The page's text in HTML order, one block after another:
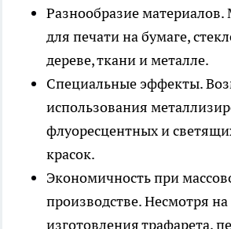
Разнообразие
для печати на бумаге,
дереве, ткани и металле.
Специальные эффекты.
использования
флуоресцентных и
красок.
Экономичность при
производстве. Несмотря
изготовления трафарета,